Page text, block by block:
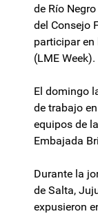
de Río
del Consejo
participar en
(LME Week).
El domingo
de trabajo
equipos de
Embajada
Durante la
de Salta,
expusieron